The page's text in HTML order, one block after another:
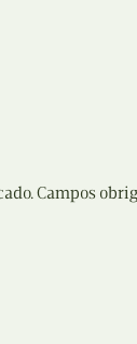
Campos